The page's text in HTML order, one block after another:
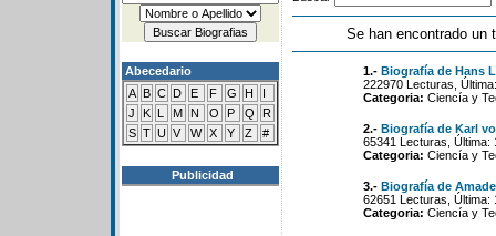
Abecedario
A B C D E F G H
I
J
K L M N O P Q
R
S T U V W X Y Z #
Publicidad
Se han encontrado un
1.- Biografía de Hans
222970 Lecturas,
Categoria: Ciencía y
2.- Biografía de Karl
65341 Lecturas, Última:
Categoria: Ciencía y
3.- Biografía de
62651 Lecturas, Última:
Categoria: Ciencía y